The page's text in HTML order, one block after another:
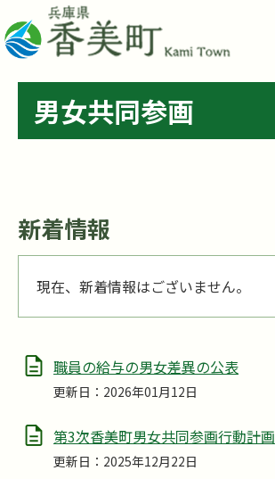
男女共同参画
新着情報
現在、新着情報はございません。
職員の給与の男女差異の公表
更新日：2026年01月12日
第3次香美町男女共同参画行動計画
更新日：2025年12月22日